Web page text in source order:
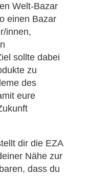
Welt-Bazar
einen Bazar
innen,
sollte dabei
zu
des
eure
dir die EZA
Nähe zur
dass du